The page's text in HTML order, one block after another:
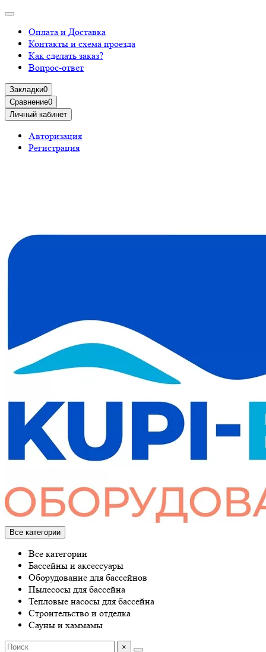
Оплата и Доставка
Контакты и схема проезда
Как сделать заказ?
Вопрос-ответ
Закладки0
Сравнение0
Личный кабинет
Авторизация
Регистрация
Все категории
Все категории
Бассейны и аксессуары
Оборудование для бассейнов
Пылесосы для бассейна
Тепловые насосы для бассейна
Строительство и отделка
Сауны и хаммамы
×